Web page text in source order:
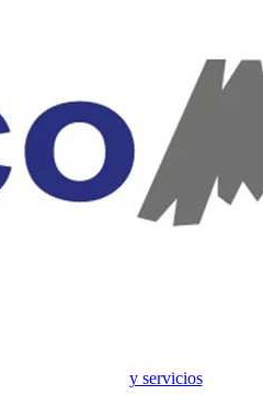
y servicios